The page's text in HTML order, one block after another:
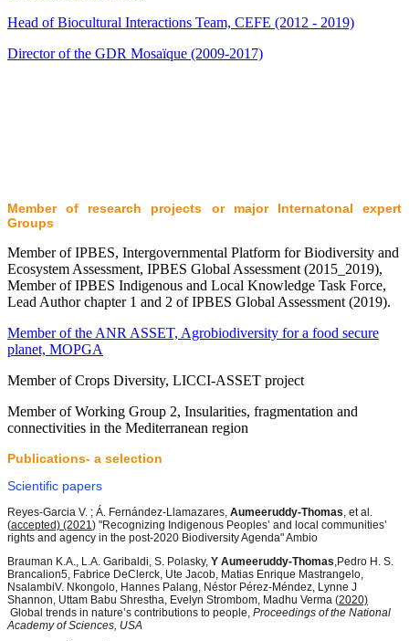
Head of Biocultural Interactions Team, CEFE (2012 - 2019)
Director of the GDR Mosaïque (2009-2017)
Member of research projects or major Internatonal expert
Groups
Member of IPBES, Intergovernmental Platform for Biodiversity and
Ecosystem Assessment, IPBES Global Assessment (2015_2019),
Member of IPBES Indigenous and Local Knowledge Task Force,
Lead Author chapter 1 and 2 of IPBES Global Assessment (2019).
Member of the ANR ASSET, Agrobiodiversity for a food secure
planet, MOPGA
Member of Crops Diversity, LICCI-ASSET project
Member of Working Group 2, Insularities, fragmentation and
connectivities in the Mediterranean region
Publications- a selection
Scientific papers
Reyes-Garcia V. ; Á. Fernández-Llamazares, Aumeeruddy-Thomas, et al.
(accepted) (2021) "Recognizing Indigenous Peoples’ and local communities’
rights and agency in the post-2020 Biodiversity Agenda" Ambio
Brauman K.A., L.A. Garibaldi, S. Polasky, Y Aumeeruddy-Thomas,Pedro H. S.
Brancalion5, Fabrice DeClerck, Ute Jacob, Matias Enrique Mastrangelo,
NsalambiV. Nkongolo, Hannes Palang, Néstor Pérez-Méndez, Lynne J
Shannon, Uttam Babu Shrestha, Evelyn Strombom, Madhu Verma (2020)
Global trends in nature’s contributions to people, Proceedings of the National
Academy of Sciences, USA